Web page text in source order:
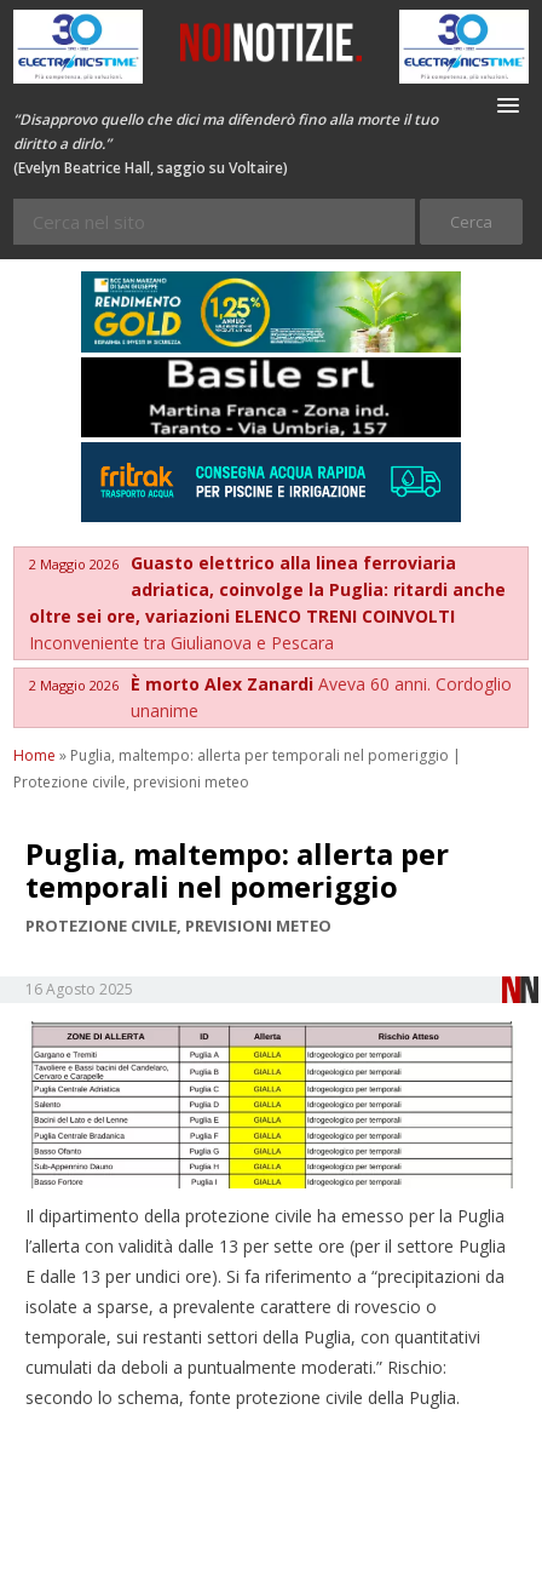
“Disapprovo quello che dici ma difenderò fino alla morte il tuo
diritto a dirlo.”
(Evelyn Beatrice Hall, saggio su Voltaire)
2 Maggio 2026
Guasto elettrico alla linea ferroviaria
adriatica, coinvolge la Puglia: ritardi anche
oltre sei ore, variazioni ELENCO TRENI COINVOLTI
Inconveniente tra Giulianova e Pescara
2 Maggio 2026 È morto Alex ZanardiAveva 60 anni. Cordoglio
unanime
Home » Puglia, maltempo: allerta per temporali nel pomeriggio |
Protezione civile, previsioni meteo
Puglia, maltempo: allerta per
temporali nel pomeriggio
PROTEZIONE CIVILE, PREVISIONI METEO
16 Agosto 2025
Il dipartimento della protezione civile ha emesso per la Puglia
l’allerta con validità dalle 13 per sette ore (per il settore Puglia
E dalle 13 per undici ore). Si fa riferimento a “precipitazioni da
isolate a sparse, a prevalente carattere di rovescio o
temporale, sui restanti settori della Puglia, con quantitativi
cumulati da deboli a puntualmente moderati.” Rischio:
secondo lo schema, fonte protezione civile della Puglia.